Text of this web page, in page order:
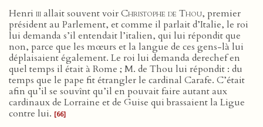
Henri iiiallait souvent voirChristophe de Thou, premier
président au Parlement, et comme il parlait d’Italie, le roi
lui demanda s’il entendait l’italien, qui lui répondit que
non, parce que les mœurs et la langue de ces gens-là lui
déplaisaient également. Le roi lui demanda derechef en
quel temps il était à Rome ; M. de Thou lui répondit : du
temps que le pape fit étrangler le cardinal Carafe. C’était
afin qu’il se souvînt qu’il en pouvait faire autant aux
cardinaux de Lorraine et de Guise qui brassaient la Ligue
contre lui. [66]